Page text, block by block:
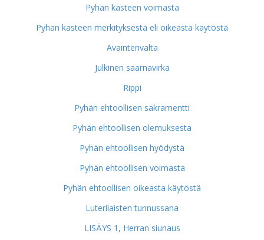
Pyhän kasteen voimasta
Pyhän kasteen merkityksestä eli oikeasta käytöstä
Avaintenvalta
Julkinen saarnavirka
Rippi
Pyhän ehtoollisen sakramentti
Pyhän ehtoollisen olemuksesta
Pyhän ehtoollisen hyödystä
Pyhän ehtoollisen voimasta
Pyhän ehtoollisen oikeasta käytöstä
Luterilaisten tunnussana
LISÄYS 1, Herran siunaus